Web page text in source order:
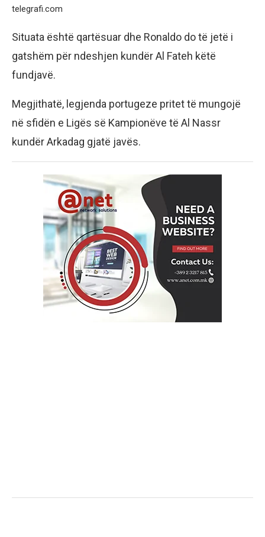
telegrafi.com
Situata është qartësuar dhe Ronaldo do të jetë i
gatshëm për ndeshjen kundër Al Fateh këtë
fundjavë.
Megjithatë, legjenda portugeze pritet të mungojë
në sfidën e Ligës së Kampionëve të Al Nassr
kundër Arkadag gjatë javës.